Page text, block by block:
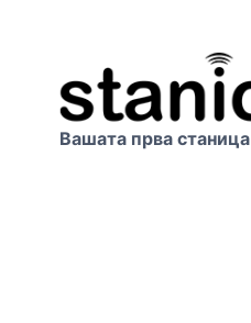
Вашата прва